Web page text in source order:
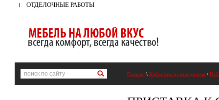
ОТДЕЛОЧНЫЕ РАБОТЫ
Главная \ Кабинеты руководителя \